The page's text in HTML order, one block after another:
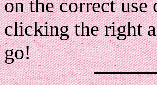
on the correct
clicking the right
go!